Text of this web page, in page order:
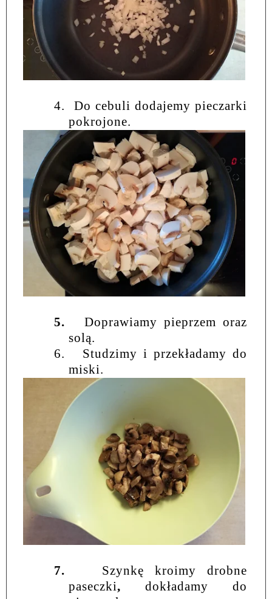
4.
Do cebuli dodajemy pieczarki
pokrojone.
5.
Doprawiamy pieprzem oraz
solą.
6.
Studzimy i przekładamy do
miski.
7.
Szynkę kroimy drobne
paseczki, dokładamy do